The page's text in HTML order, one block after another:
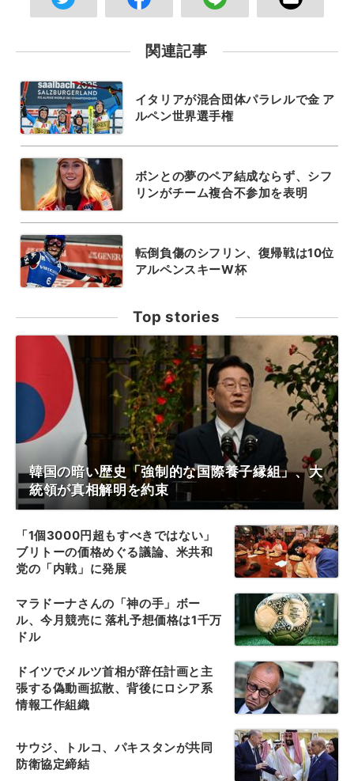
関連記事
イタリアが混合団体パラレルで金 ア
ルペン世界選手権
ボンとの夢のペア結成ならず、シフ
リンがチーム複合不参加を表明
転倒負傷のシフリン、復帰戦は10位
アルペンスキーW杯
Top stories
韓国の暗い歴史「強制的な国際養子縁組」、大
統領が真相解明を約束
「1個3000円超もすべきではない」
ブリトーの価格めぐる議論、米共和
党の「内戦」に発展
マラドーナさんの「神の手」ボー
ル、今月競売に 落札予想価格は1千万
ドル
ドイツでメルツ首相が辞任計画と主
張する偽動画拡散、背後にロシア系
情報工作組織
サウジ、トルコ、パキスタンが共同
防衛協定締結